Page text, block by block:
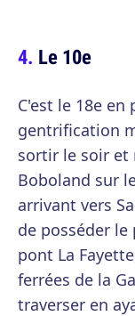
Le 10e
C'est le 18e en
gentrification
sortir le soir et
Boboland sur
arrivant vers
de posséder
pont La
ferrées de la
traverser en